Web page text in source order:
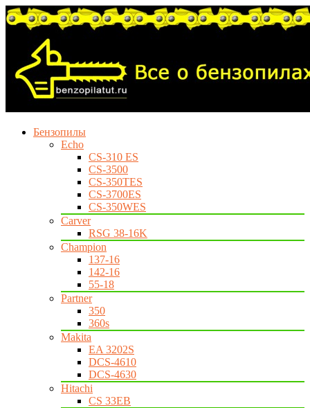
Бензопилы
Echo
CS-310 ES
CS-3500
CS-350TES
CS-3700ES
CS-350WES
Carver
RSG 38-16K
Champion
137-16
142-16
55-18
Partner
350
360s
Makita
EA 3202S
DCS-4610
DCS-4630
Hitachi
CS 33EB